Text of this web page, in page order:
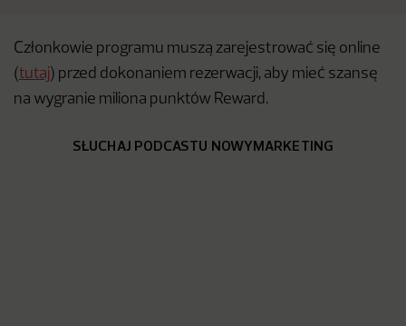
Członkowie programu muszą zarejestrować się online
(tutaj) przed dokonaniem rezerwacji, aby mieć szansę
na wygranie miliona punktów Reward.
SŁUCHAJ PODCASTU NOWYMARKETING